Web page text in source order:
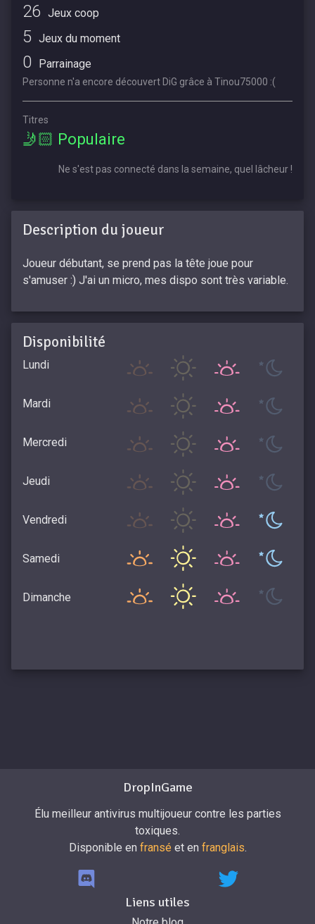
26 Jeux coop
5 Jeux du moment
0 Parrainage
Personne n'a encore découvert DiG grâce à Tinou75000 :(
Titres
🤳🏻 Populaire
Ne s'est pas connecté dans la semaine, quel lâcheur !
Description du joueur
Joueur débutant, se prend pas la tête joue pour
s'amuser :) J'ai un micro, mes dispo sont très variable.
Disponibilité
Lundi
Mardi
Mercredi
Jeudi
Vendredi
Samedi
Dimanche
DropInGame
Élu meilleur antivirus multijoueur contre les parties
toxiques.
Disponible en fransé et en franglais.
Liens utiles